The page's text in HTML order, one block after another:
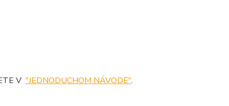
V "JEDNODUCHOM NÁVODE".